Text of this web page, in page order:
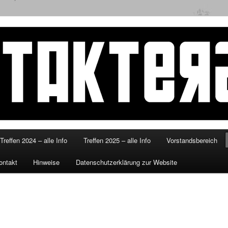
Treffen 2024 – alle Info Treffen 2025 – alle Info Vorstandsbereich
Hinweise Datenschutzerklärung zur Website